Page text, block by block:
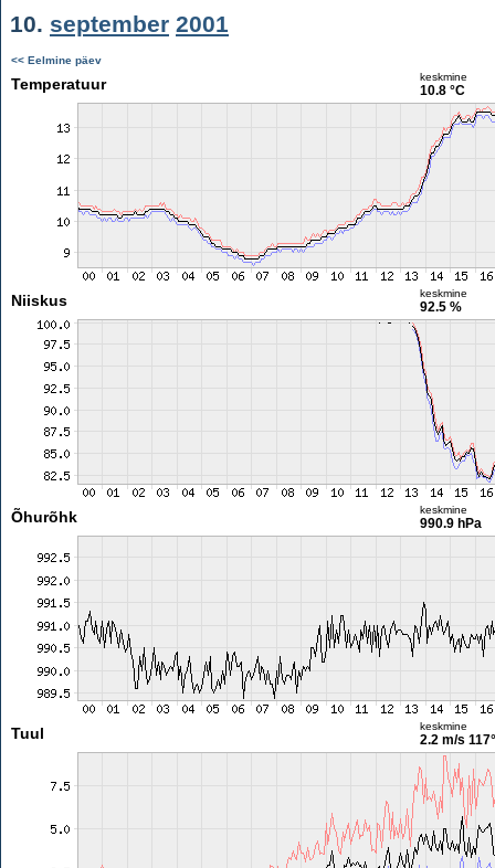
10. september 2001
<< Eelmine päev
Temperatuur keskmine
10.8 °C
Niiskus keskmine
92.5 %
Õhurõhk keskmine
990.9 hPa
Tuul keskmine
2.2 m/s 117°